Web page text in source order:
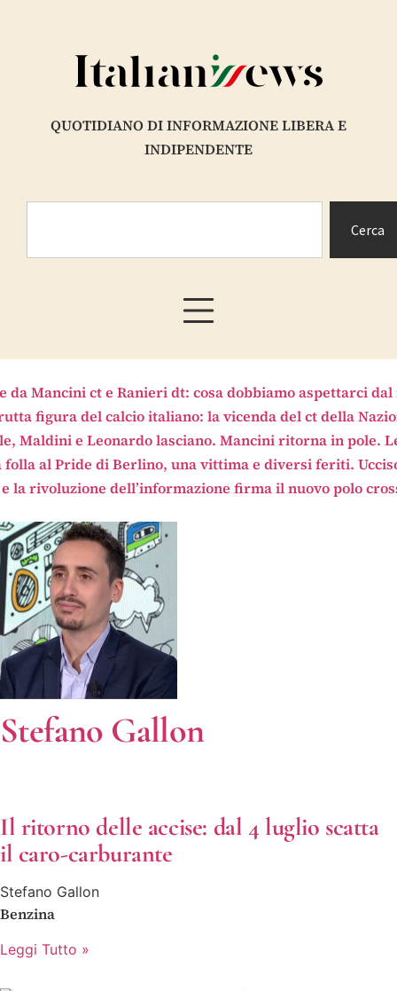
QUOTIDIANO DI INFORMAZIONE LIBERA E
INDIPENDENTE
Cerca
Mancini ct e Ranieri dt: cosa dobbiamo aspettarci dal
figura del calcio italiano: la vicenda del ct della
Maldini e Leonardo lasciano. Mancini ritorna in pole.
al Pride di Berlino, una vittima e diversi feriti.
rivoluzione dell’informazione firma il nuovo polo
Stefano Gallon
Il ritorno delle accise: dal 4 luglio scatta
il caro-carburante
Stefano Gallon
Benzina
Leggi Tutto »